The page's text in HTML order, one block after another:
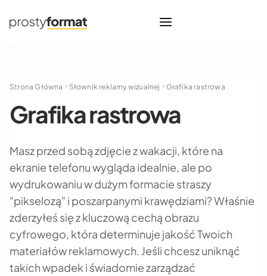
Strona Główna Słownik reklamy wizualnej Grafika rastrowa
Grafika rastrowa
Masz przed sobą zdjęcie z wakacji, które na
ekranie telefonu wygląda idealnie, ale po
wydrukowaniu w dużym formacie straszy
"pikselozą" i poszarpanymi krawędziami? Właśnie
zderzyłeś się z kluczową cechą obrazu
cyfrowego, która determinuje jakość Twoich
materiałów reklamowych. Jeśli chcesz uniknąć
takich wpadek i świadomie zarządzać